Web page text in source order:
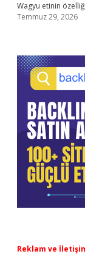
Wagyu etinin
Temmuz 29, 2026
Reklam ve